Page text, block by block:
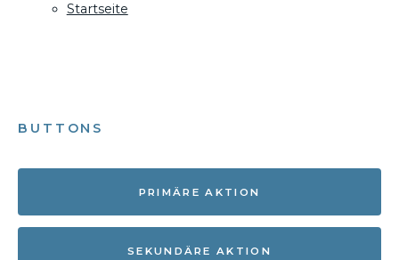
Startseite
BUTTONS
PRIMÄRE AKTION
SEKUNDÄRE AKTION